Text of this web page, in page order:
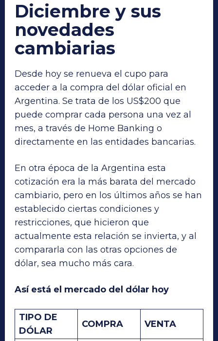
Diciembre y sus
novedades
cambiarias
Desde hoy se renueva el cupo para
acceder a la compra del dólar oficial en
Argentina. Se trata de los US$200 que
puede comprar cada persona una vez al
mes, a través de Home Banking o
directamente en las entidades bancarias.
En otra época de la Argentina esta
cotización era la más barata del mercado
cambiario, pero en los últimos años se han
establecido ciertas condiciones y
restricciones, que hicieron que
actualmente esta relación se invierta, y al
compararla con las otras opciones de
dólar, sea mucho más cara.
Así está el mercado del dólar hoy
TIPO DE
DÓLAR
COMPRA VENTA